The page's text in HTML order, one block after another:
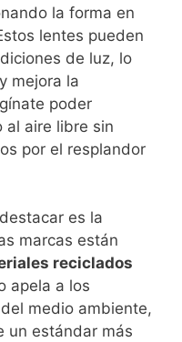
la forma en
lentes pueden
de luz, lo
mejora la
poder
aire libre sin
por el resplandor
es la
marcas están
reciclados
apela a los
medio ambiente,
un estándar más